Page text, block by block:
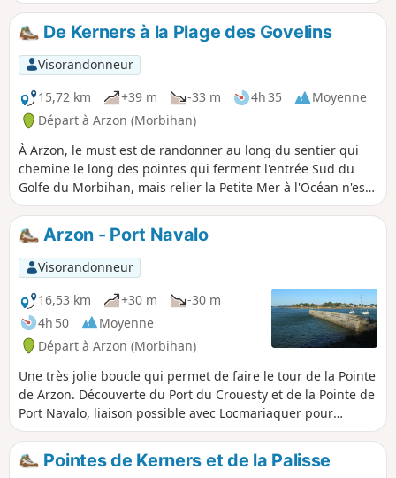
font sur la plage et peuvent être délicats lors des marées
hautes ou/et grandes marées.
De Kerners à la Plage des Govelins
Visorandonneur
15,72 km
+39 m -33 m 4h 35
Moyenne
Départ à Arzon (Morbihan)
À Arzon, le must est de randonner au long du sentier qui
chemine le long des pointes qui ferment l'entrée Sud du
Golfe du Morbihan, mais relier la Petite Mer à l'Océan n'est
pas sans charme et permet de comparer l'intimité du Golfe
au majestueux panorama du Mor Braz et des îles qui le
délimitent à l'horizon.
Arzon - Port Navalo
Visorandonneur
16,53 km
+30 m
-30 m
4h 50
Moyenne
Départ à Arzon (Morbihan)
Une très jolie boucle qui permet de faire le tour de la Pointe
de Arzon. Découverte du Port du Crouesty et de la Pointe de
Port Navalo, liaison possible avec Locmariaquer pour
traverser de l'autre côté du golfe.
Pointes de Kerners et de la Palisse